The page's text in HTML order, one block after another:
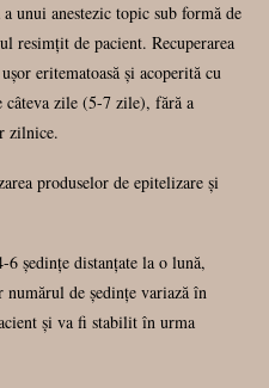
unui anestezic topic sub formă de
resimțit de pacient. Recuperarea
eritematoasă și acoperită cu
câteva zile (5-7 zile), fără a
zilnice.
produselor de epitelizare și
6 ședințe distanțate la o lună,
de ședințe variază în
și va fi stabilit în urma